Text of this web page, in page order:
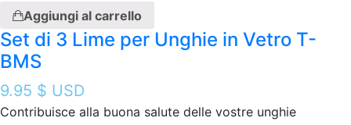
Aggiungi al carrello
Set di 3 Lime per Unghie in Vetro T-
BMS
9.95 $ USD
Contribuisce alla buona salute delle vostre unghie